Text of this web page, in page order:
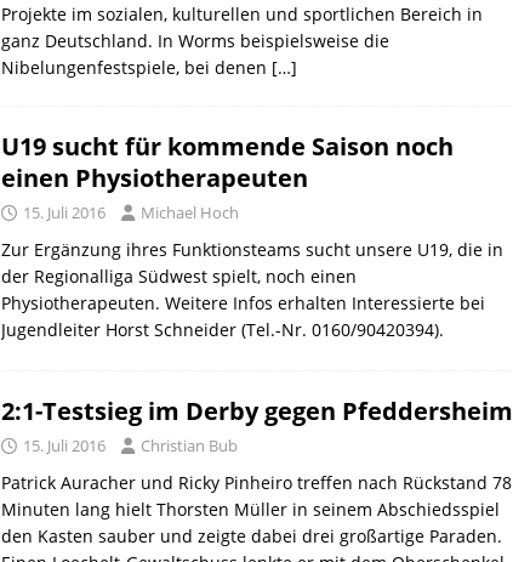
Projekte im sozialen, kulturellen und sportlichen Bereich in
ganz Deutschland. In Worms beispielsweise die
Nibelungenfestspiele, bei denen […]
U19 sucht für kommende Saison noch
einen Physiotherapeuten
15. Juli 2016 Michael Hoch
Zur Ergänzung ihres Funktionsteams sucht unsere U19, die in
der Regionalliga Südwest spielt, noch einen
Physiotherapeuten. Weitere Infos erhalten Interessierte bei
Jugendleiter Horst Schneider (Tel.-Nr. 0160/90420394).
2:1-Testsieg im Derby gegen Pfeddersheim
15. Juli 2016 Christian Bub
Patrick Auracher und Ricky Pinheiro treffen nach Rückstand 78
Minuten lang hielt Thorsten Müller in seinem Abschiedsspiel
den Kasten sauber und zeigte dabei drei großartige Paraden.